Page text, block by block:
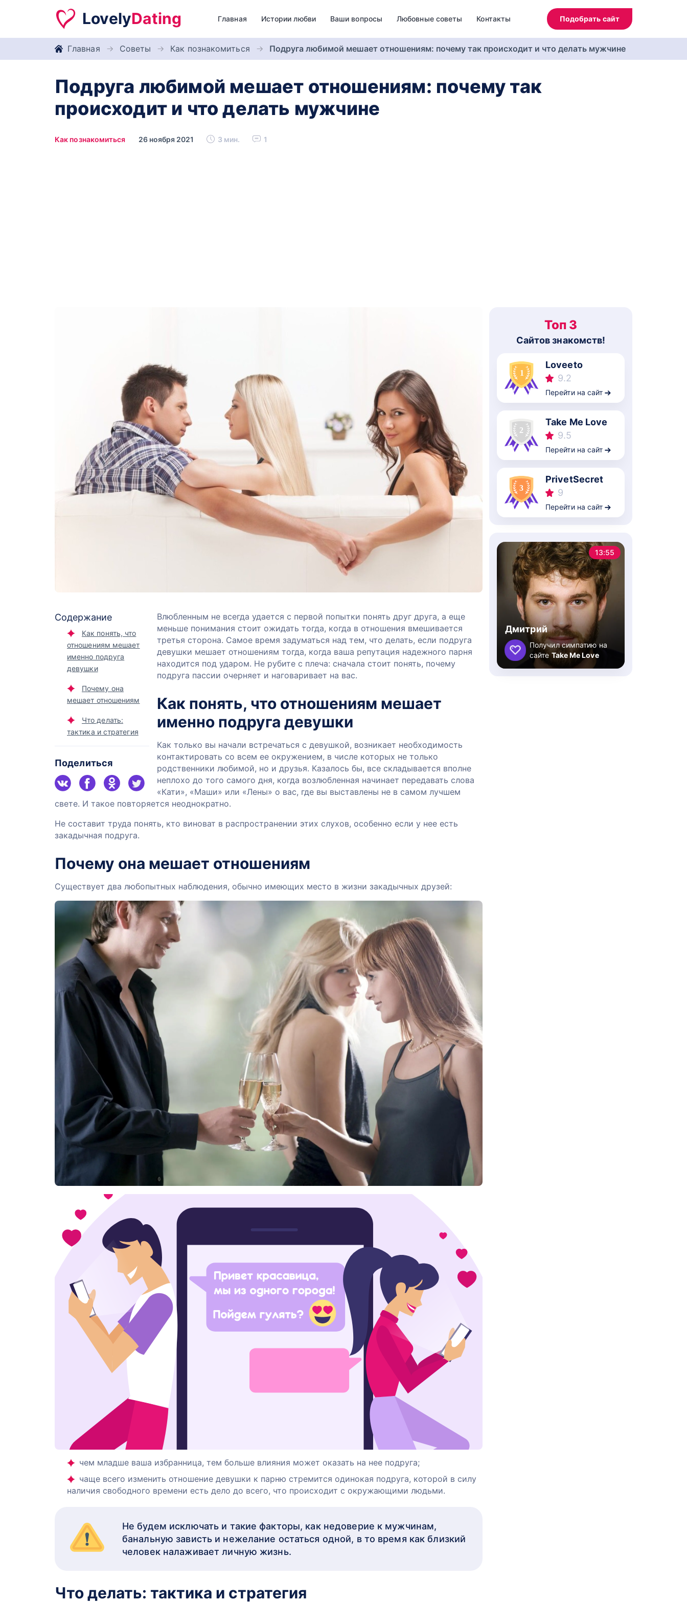
LovelyDating Главная Истории любви Ваши вопросы Любовные советы Контакты Подобрать сайт
Главная Советы Как познакомиться Подруга любимой мешает отношениям: почему так происходит и что делать мужчине
Подруга любимой мешает отношениям: почему так
происходит и что делать мужчине
Как познакомиться 26 ноября 2021 3 мин. 1
Содержание
Как понять, что
отношениям мешает
именно подруга
девушки
Почему она
мешает отношениям
Что делать:
тактика и стратегия
Поделиться
Влюбленным не всегда удается с первой попытки понять друг друга, а еще
меньше понимания стоит ожидать тогда, когда в отношения вмешивается
третья сторона. Самое время задуматься над тем, что делать, если подруга
девушки мешает отношениям тогда, когда ваша репутация надежного парня
находится под ударом. Не рубите с плеча: сначала стоит понять, почему
подруга пассии очерняет и наговаривает на вас.
Как понять, что отношениям мешает
именно подруга девушки
Как только вы начали встречаться с девушкой, возникает необходимость
контактировать со всем ее окружением, в числе которых не только
родственники любимой, но и друзья. Казалось бы, все складывается вполне
неплохо до того самого дня, когда возлюбленная начинает передавать слова
«Кати», «Маши» или «Лены» о вас, где вы выставлены не в самом лучшем
свете. И такое повторяется неоднократно.
Не составит труда понять, кто виноват в распространении этих слухов, особенно если у нее есть
закадычная подруга.
Почему она мешает отношениям
Существует два любопытных наблюдения, обычно имеющих место в жизни закадычных друзей:
чем младше ваша избранница, тем больше влияния может оказать на нее подруга;
чаще всего изменить отношение девушки к парню стремится одинокая подруга, которой в силу
наличия свободного времени есть дело до всего, что происходит с окружающими людьми.
Не будем исключать и такие факторы, как недоверие к мужчинам,
банальную зависть и нежелание остаться одной, в то время как близкий
человек налаживает личную жизнь.
Что делать: тактика и стратегия
Топ 3
Cайтов знакомств!
Loveeto
9.2
Перейти на сайт
Take Me Love
9.5
Перейти на сайт
PrivetSecret
9
Перейти на сайт
13:55
Дмитрий
Получил симпатию на
сайтеTake Me Love